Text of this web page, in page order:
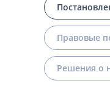
Правовые
Решения о